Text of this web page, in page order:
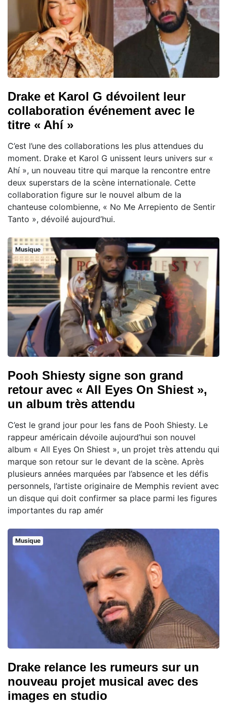
Drake et Karol G dévoilent leur
collaboration événement avec le
titre « Ahí »
C’est l’une des collaborations les plus attendues du
moment. Drake et Karol G unissent leurs univers sur «
Ahí », un nouveau titre qui marque la rencontre entre
deux superstars de la scène internationale. Cette
collaboration figure sur le nouvel album de la
chanteuse colombienne, « No Me Arrepiento de Sentir
Tanto », dévoilé aujourd’hui.
Musique
Pooh Shiesty signe son grand
retour avec « All Eyes On Shiest »,
un album très attendu
C’est le grand jour pour les fans de Pooh Shiesty. Le
rappeur américain dévoile aujourd’hui son nouvel
album « All Eyes On Shiest », un projet très attendu qui
marque son retour sur le devant de la scène. Après
plusieurs années marquées par l’absence et les défis
personnels, l’artiste originaire de Memphis revient avec
un disque qui doit confirmer sa place parmi les figures
importantes du rap amér
Musique
Drake relance les rumeurs sur un
nouveau projet musical avec des
images en studio